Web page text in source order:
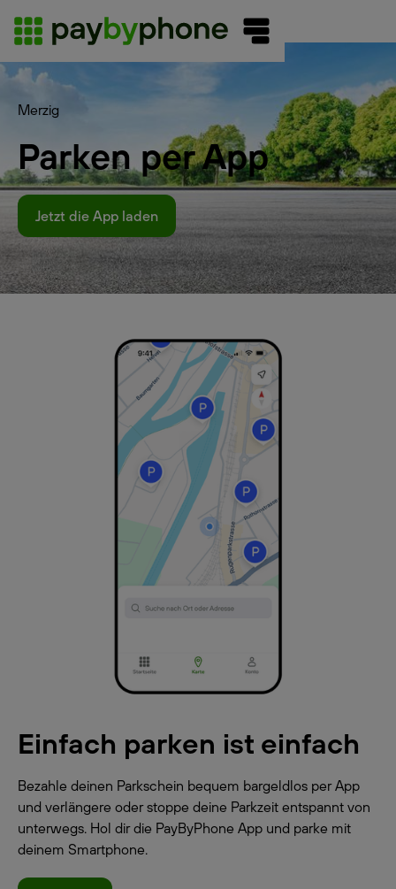
Merzig
Parken per App
Jetzt die App laden
Einfach parken ist einfach
Bezahle deinen Parkschein bequem bargeldlos per App
und verlängere oder stoppe deine Parkzeit entspannt von
unterwegs. Hol dir die PayByPhone App und parke mit
deinem Smartphone.